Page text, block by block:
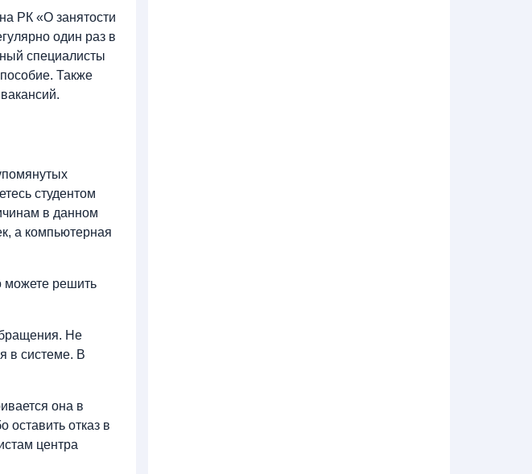
РК «О занятости
один раз в
специалисты
Также
студентом
в данном
а компьютерная
можете решить
Не
в системе. В
она в
оставить отказ в
центра